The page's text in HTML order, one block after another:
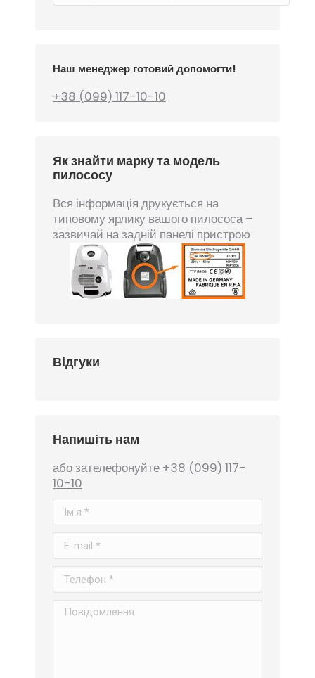
Наш менеджер готовий допомогти!
+38 (099) 117-10-10
Як знайти марку та модель
пилососу
Вся інформація друкується на
типовому ярлику вашого пилососа –
зазвичай на задній панелі пристрою
Відгуки
Напишіть нам
або зателефонуйте +38 (099) 117-
10-10
Ім'я *
E-mail *
Телефон *
Повідомлення